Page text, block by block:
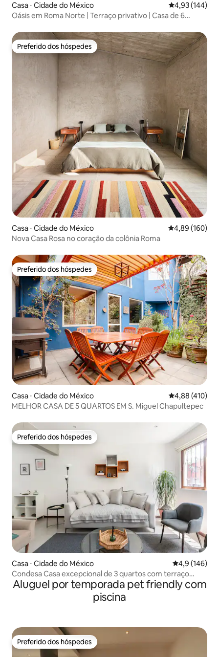
Casa ⋅ Cidade do México 4,93 de uma
4,93 (144)
Oásis em Roma Norte | Terraço privativo | Casa de 6
Preferido dos hóspedes
Preferido dos hóspedes
Casa ⋅ Cidade do México 4,89 de uma
4,89 (160)
Nova Casa Rosa no coração da colônia Roma
Preferido dos hóspedes
Preferido dos hóspedes
Casa ⋅ Cidade do México 4,88 de uma
4,88 (410)
MELHOR CASA DE 5 QUARTOS EM S. Miguel Chapultepec
Preferido dos hóspedes
Preferido dos hóspedes
Casa ⋅ Cidade do México 4,9 de uma
4,9 (146)
Condesa Casa excepcional de 3 quartos com terraço
privativo
Aluguel por temporada pet friendly com
piscina
Preferido dos hóspedes
Preferido dos hóspedes